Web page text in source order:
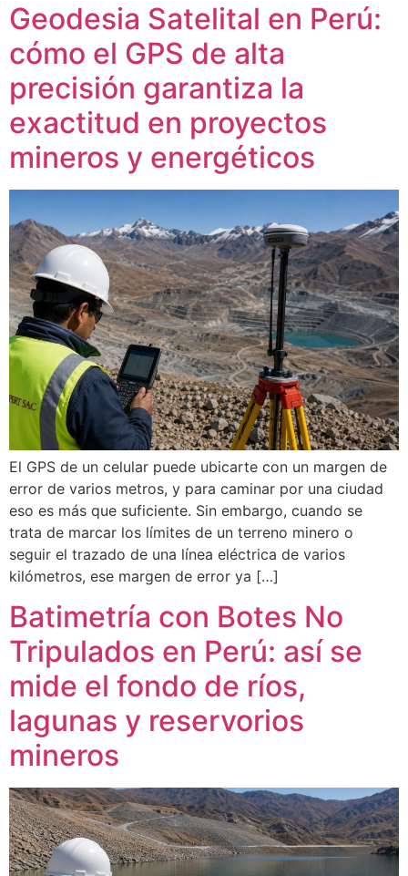
Geodesia Satelital en Perú:
cómo el GPS de alta
precisión garantiza la
exactitud en proyectos
mineros y energéticos
El GPS de un celular puede ubicarte con un margen de
error de varios metros, y para caminar por una ciudad
eso es más que suficiente. Sin embargo, cuando se
trata de marcar los límites de un terreno minero o
seguir el trazado de una línea eléctrica de varios
kilómetros, ese margen de error ya […]
Batimetría con Botes No
Tripulados en Perú: así se
mide el fondo de ríos,
lagunas y reservorios
mineros